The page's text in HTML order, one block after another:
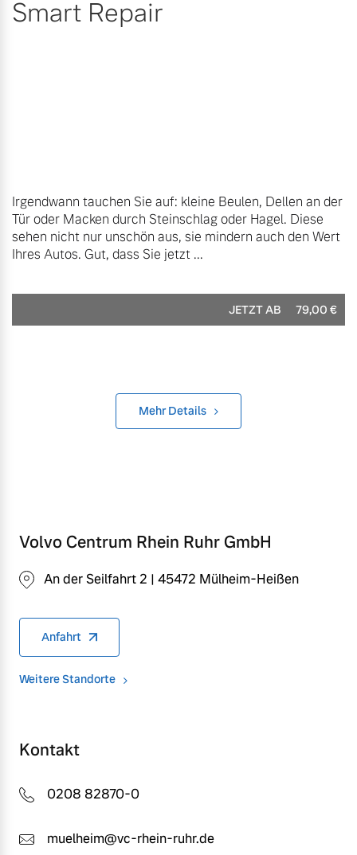
Smart Repair
Irgendwann tauchen Sie auf: kleine Beulen, Dellen an der
Tür oder Macken durch Steinschlag oder Hagel. Diese
sehen nicht nur unschön aus, sie mindern auch den Wert
Ihres Autos. Gut, dass Sie jetzt ...
JETZT AB 79,00 €
Mehr Details
Volvo Centrum Rhein Ruhr GmbH
An der Seilfahrt 2 | 45472 Mülheim-Heißen
Anfahrt
Weitere Standorte
Kontakt
0208 82870-0
muelheim@vc-rhein-ruhr.de